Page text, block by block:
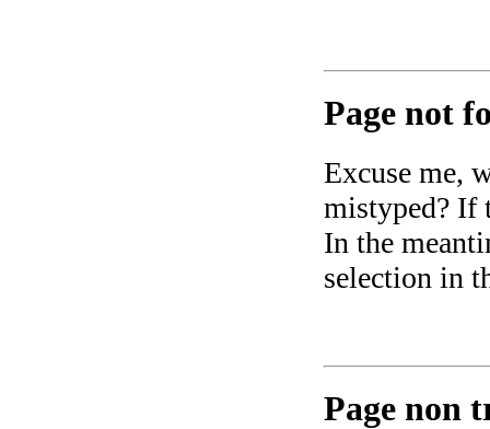
Page not
Excuse me,
mistyped? If
In the
selection in
Page non